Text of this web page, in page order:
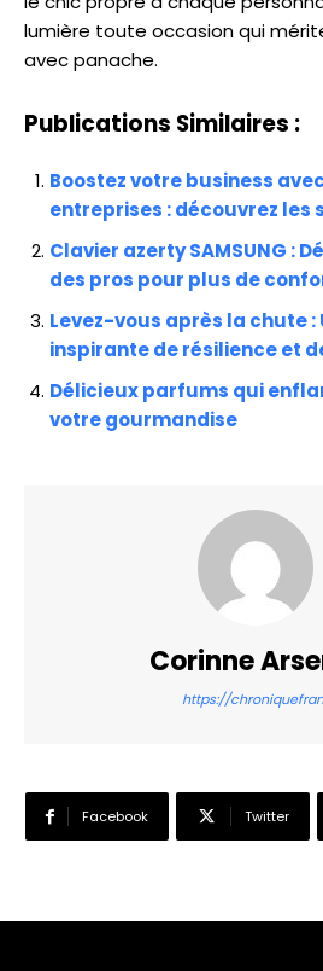
lumière toute occasion qui
avec panache.
Publications Similaires :
Boostez votre business
entreprises : découvrez les
Clavier azerty SAMSUNG :
des pros pour plus de
Levez-vous après la chute :
inspirante de résilience et
Délicieux parfums qui
votre gourmandise
Corinne
https://
Facebook Twitter